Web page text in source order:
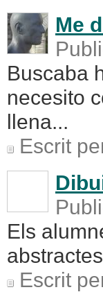
Me
Buscaba
necesito
llena...
Escrit
Els
Escrit